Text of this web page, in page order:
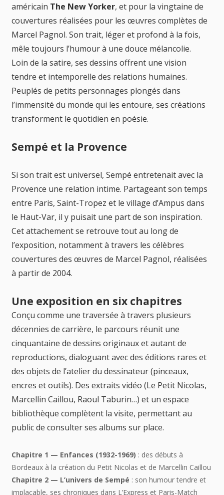
américain The New Yorker, et pour la vingtaine de
couvertures réalisées pour les œuvres complètes de
Marcel Pagnol. Son trait, léger et profond à la fois,
mêle toujours l’humour à une douce mélancolie.
Loin de la satire, ses dessins offrent une vision
tendre et intemporelle des relations humaines.
Peuplés de petits personnages plongés dans
l’immensité du monde qui les entoure, ses créations
transforment le quotidien en poésie.
Sempé et la Provence
Si son trait est universel, Sempé entretenait avec la
Provence une relation intime. Partageant son temps
entre Paris, Saint-Tropez et le village d’Ampus dans
le Haut-Var, il y puisait une part de son inspiration.
Cet attachement se retrouve tout au long de
l’exposition, notamment à travers les célèbres
couvertures des œuvres de Marcel Pagnol, réalisées
à partir de 2004.
Une exposition en six chapitres
Conçu comme une traversée à travers plusieurs
décennies de carrière, le parcours réunit une
cinquantaine de dessins originaux et autant de
reproductions, dialoguant avec des éditions rares et
des objets de l’atelier du dessinateur (pinceaux,
encres et outils). Des extraits vidéo (Le Petit Nicolas,
Marcellin Caillou, Raoul Taburin…) et un espace
bibliothèque complètent la visite, permettant au
public de consulter ses albums sur place.
Chapitre 1 — Enfances (1932-1969) : des débuts à
Bordeaux à la création du Petit Nicolas et de Marcellin Caillou
Chapitre 2 — L’univers de Sempé : son humour tendre et
implacable, ses chroniques dans L’Express et Paris-Match